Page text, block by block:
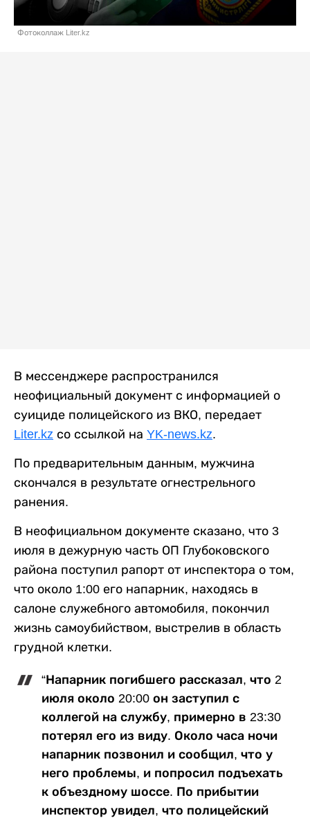
Фотоколлаж Liter.kz
В мессенджере распространился
неофициальный документ с информацией о
суициде полицейского из ВКО, передает
Liter.kz со ссылкой на YK-news.kz.
По предварительным данным, мужчина
скончался в результате огнестрельного
ранения.
В неофициальном документе сказано, что 3
июля в дежурную часть ОП Глубоковского
района поступил рапорт от инспектора о том,
что около 1:00 его напарник, находясь в
салоне служебного автомобиля, покончил
жизнь самоубийством, выстрелив в область
грудной клетки.
“Напарник погибшего рассказал, что 2
июля около 20:00 он заступил с
коллегой на службу, примерно в 23:30
потерял его из виду. Около часа ночи
напарник позвонил и сообщил, что у
него проблемы, и попросил подъехать
к объездному шоссе. По прибытии
инспектор увидел, что полицейский